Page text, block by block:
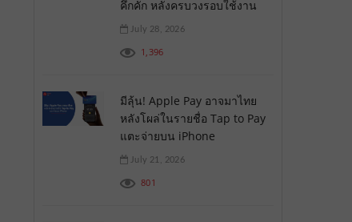
คึกคัก หลังครบวงรอบใช้งาน
July 28, 2026
1,396
มีลุ้น! Apple Pay อาจมาไทย
หลังโผล่ในรายชื่อ Tap to Pay
แตะจ่ายบน iPhone
July 21, 2026
801